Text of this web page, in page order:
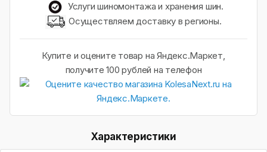
Услуги шиномонтажа и хранения шин.
Осуществляем доставку в регионы.
Купите и оцените товар на Яндекс.Маркет,
получите 100 рублей на телефон
Характеристики